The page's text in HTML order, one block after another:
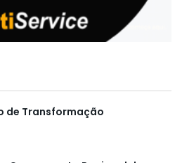
de Transformação